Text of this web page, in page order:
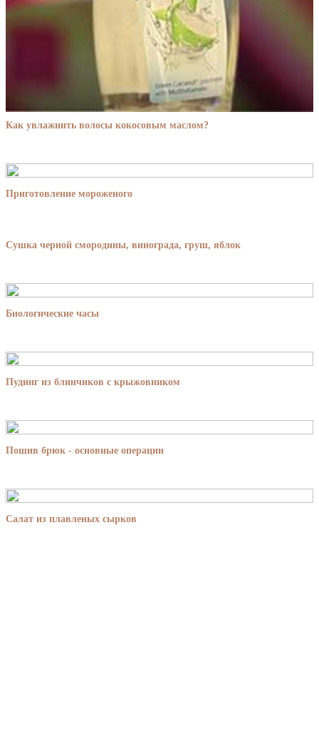
Как увлажнить волосы кокосовым маслом?
Приготовление мороженого
Cушка черной смородины, винограда, груш, яблок
Биологические часы
Пудинг из блинчиков с крыжовником
Пошив брюк - основные операции
Салат из плавленых сырков